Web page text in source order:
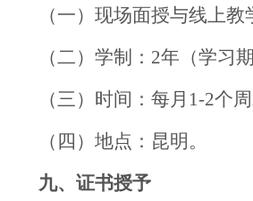
（一）现场面授与线上教
（二）学制：2年（学习
（三）时间：每月1-2个
（四）地点：昆明。
九、证书授予